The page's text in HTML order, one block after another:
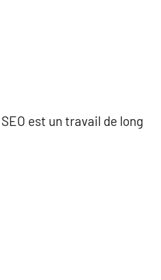
est un travail de long